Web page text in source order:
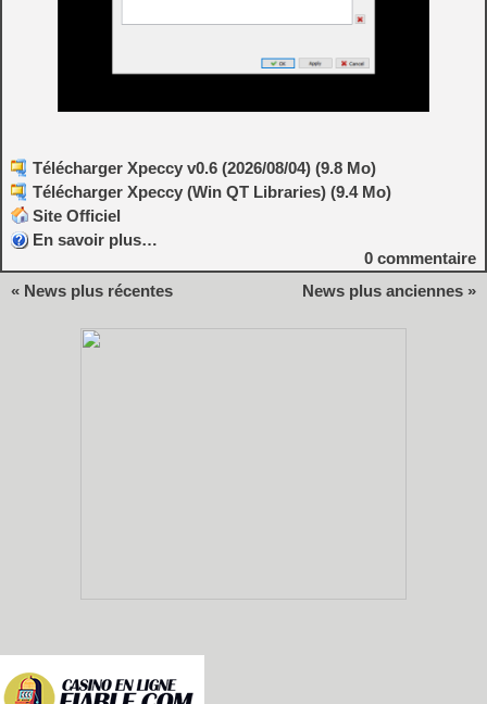
Télécharger Xpeccy v0.6 (2026/08/04) (9.8 Mo)
Télécharger Xpeccy (Win QT Libraries) (9.4 Mo)
Site Officiel
En savoir plus…
0 commentaire
« News plus récentes
News plus anciennes »